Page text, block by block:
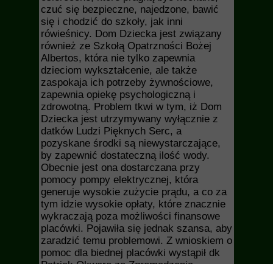
czuć się bezpieczne, najedzone, bawić
się i chodzić do szkoły, jak inni
rówieśnicy. Dom Dziecka jest związany
również ze Szkołą Opatrzności Bożej
Albertos, która nie tylko zapewnia
dzieciom wykształcenie, ale także
zaspokaja ich potrzeby żywnościowe,
zapewnia opiekę psychologiczną i
zdrowotną. Problem tkwi w tym, iż Dom
Dziecka jest utrzymywany wyłącznie z
datków Ludzi Pięknych Serc, a
pozyskane środki są niewystarczające,
by zapewnić dostateczną ilość wody.
Obecnie jest ona dostarczana przy
pomocy pompy elektrycznej, która
generuje wysokie zużycie prądu, a co za
tym idzie wysokie opłaty, które znacznie
wykraczają poza możliwości finansowe
placówki. Pojawiła się jednak szansa, aby
zaradzić temu problemowi. Z wnioskiem o
pomoc dla biednej placówki wystąpił dk